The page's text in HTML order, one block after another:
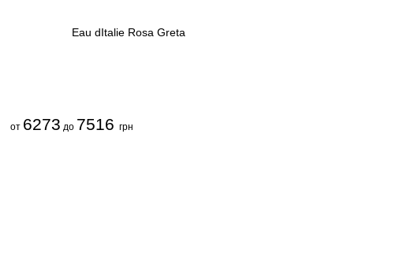
Eau dItalie Rosa Greta
от 6273 до 7516 грн